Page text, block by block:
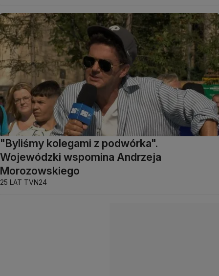
"Byliśmy kolegami z podwórka".
Wojewódzki wspomina Andrzeja
Morozowskiego
25 LAT TVN24